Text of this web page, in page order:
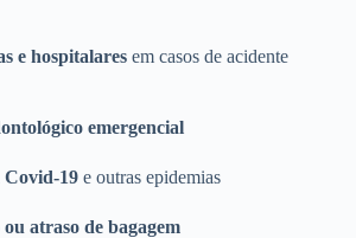
e hospitalares em casos de acidente
emergencial
19 e outras epidemias
atraso de bagagem